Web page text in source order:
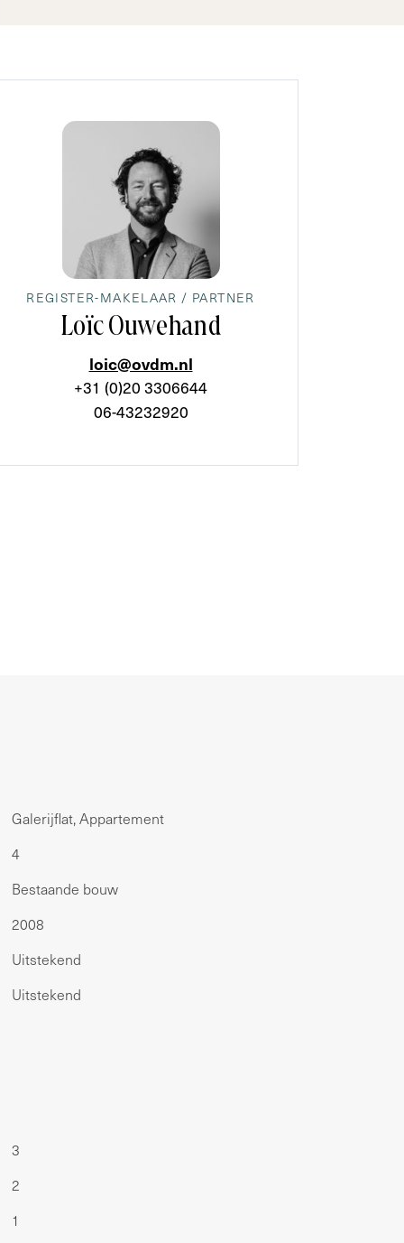
REGISTER-MAKELAAR / PARTNER
Loïc Ouwehand
loic@ovdm.nl
+31 (0)20 3306644
06-43232920
Galerijflat, Appartement
4
Bestaande bouw
2008
Uitstekend
Uitstekend
3
2
1